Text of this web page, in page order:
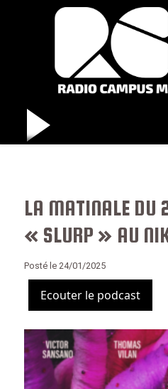
LA MATINALE
« SLURP » AU
Posté le 24/01/2025
Ecouter le podcast